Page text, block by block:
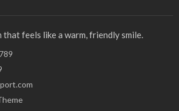
feels like a warm, friendly smile.